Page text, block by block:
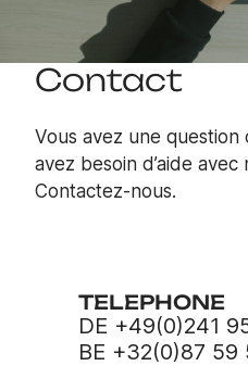
Contact
Vous avez une
avez besoin d’aide
Contactez-nous.
TELEPHONE
DE +49(0)241
BE +32(0)87 59